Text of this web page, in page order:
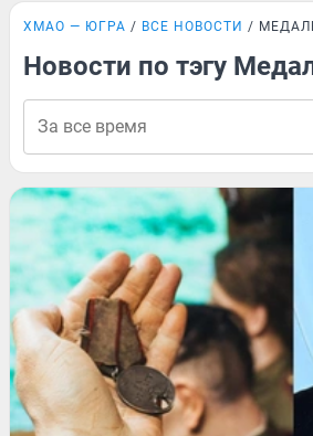
ХМАО — ЮГРА ВСЕ НОВОСТИ
Новости по тэгу